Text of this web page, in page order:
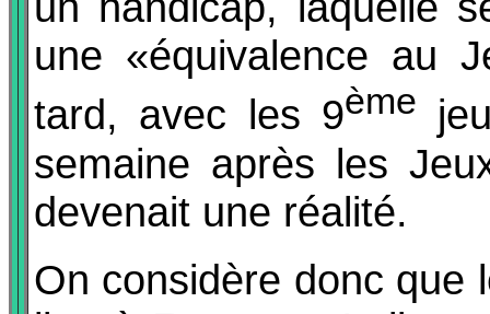
une «équivalence au
tard, avec les 9ème
semaine après les
devenait une réalité.
On considère donc que